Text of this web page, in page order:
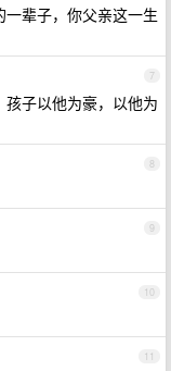
辈子，你父亲这一生
7
子以他为豪，以他为
8
9
10
11